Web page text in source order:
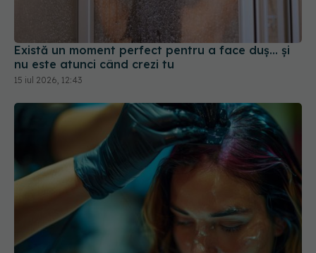
Există un moment perfect pentru a face duș... și
nu este atunci când crezi tu
15 iul 2026, 12:43
De ce să nu te speli pe cap cu 2–3 zile înainte de
vopsire. Sfaturi pentru o culoare perfectă și un